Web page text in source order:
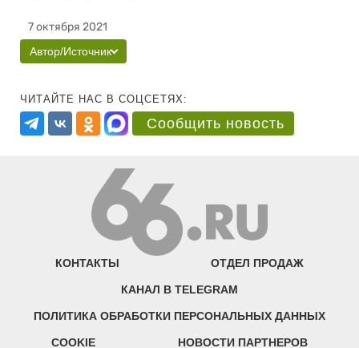
7 октября 2021
Автор/Источник
ЧИТАЙТЕ НАС В СОЦСЕТЯХ:
Сообщить новость
КОНТАКТЫ ОТДЕЛ ПРОДАЖ
КАНАЛ В TELEGRAM
ПОЛИТИКА ОБРАБОТКИ ПЕРСОНАЛЬНЫХ ДАННЫХ
COOKIE НОВОСТИ ПАРТНЕРОВ